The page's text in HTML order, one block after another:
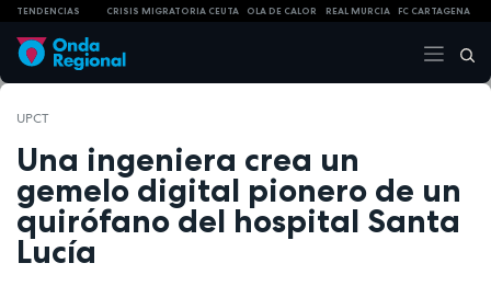
TENDENCIAS CRISIS MIGRATORIA CEUTA OLA DE CALOR REAL MURCIA FC CARTAGENA
UPCT
Una ingeniera crea un
gemelo digital pionero de un
quirófano del hospital Santa
Lucía